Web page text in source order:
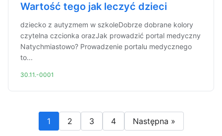
Wartość tego jak leczyć dzieci
dziecko z autyzmem w szkoleDobrze dobrane kolory
czytelna czcionka orazJak prowadzić portal medyczny
Natychmiastowo? Prowadzenie portalu medycznego
to...
30.11.-0001
1 2 3 4 Następna »